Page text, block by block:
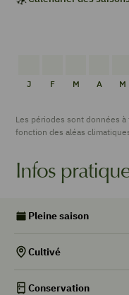
DE
DE
DE
DE
DE
J F M A M
Les périodes sont données
fonction des aléas
Infos
Pleine saison
Cultivé
Conservation